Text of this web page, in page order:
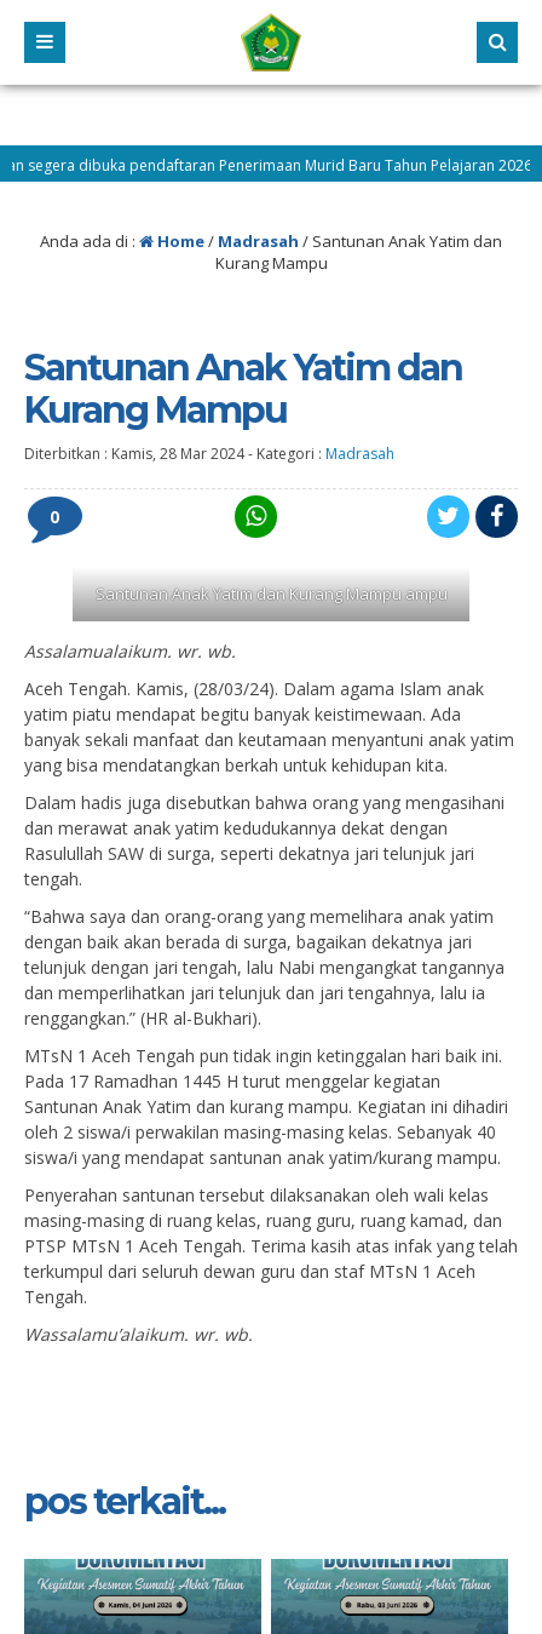
dibuka pendaftaran Penerimaan Murid Baru Tahun Pelajaran 2026/2027
Anda ada di : Home/ Madrasah / Santunan Anak Yatim dan
Kurang Mampu
Santunan Anak Yatim dan
Kurang Mampu
Diterbitkan : Kamis, 28 Mar 2024- Kategori : Madrasah
0
Santunan Anak Yatim dan Kurang Mampu ampu
Assalamualaikum. wr. wb.
Aceh Tengah. Kamis, (28/03/24). Dalam agama Islam anak
yatim piatu mendapat begitu banyak keistimewaan. Ada
banyak sekali manfaat dan keutamaan menyantuni anak yatim
yang bisa mendatangkan berkah untuk kehidupan kita.
Dalam hadis juga disebutkan bahwa orang yang mengasihani
dan merawat anak yatim kedudukannya dekat dengan
Rasulullah SAW di surga, seperti dekatnya jari telunjuk jari
tengah.
“Bahwa saya dan orang-orang yang memelihara anak yatim
dengan baik akan berada di surga, bagaikan dekatnya jari
telunjuk dengan jari tengah, lalu Nabi mengangkat tangannya
dan memperlihatkan jari telunjuk dan jari tengahnya, lalu ia
renggangkan.” (HR al-Bukhari).
MTsN 1 Aceh Tengah pun tidak ingin ketinggalan hari baik ini.
Pada 17 Ramadhan 1445 H turut menggelar kegiatan
Santunan Anak Yatim dan kurang mampu. Kegiatan ini dihadiri
oleh 2 siswa/i perwakilan masing-masing kelas. Sebanyak 40
siswa/i yang mendapat santunan anak yatim/kurang mampu.
Penyerahan santunan tersebut dilaksanakan oleh wali kelas
masing-masing di ruang kelas, ruang guru, ruang kamad, dan
PTSP MTsN 1 Aceh Tengah. Terima kasih atas infak yang telah
terkumpul dari seluruh dewan guru dan staf MTsN 1 Aceh
Tengah.
Wassalamu’alaikum. wr. wb.
pos terkait...